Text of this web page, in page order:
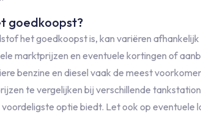
goedkoopst?
het goedkoopst is, kan variëren
marktprijzen en eventuele kortingen of
benzine en diesel vaak de meest
te vergelijken bij verschillende
optie biedt. Let ook op eventuele